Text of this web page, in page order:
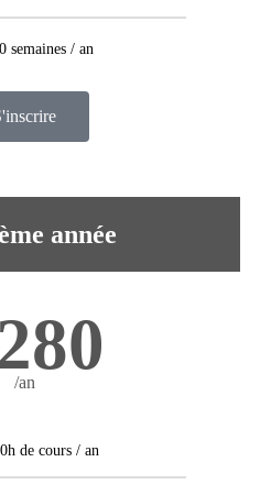
semaines / an
année
/an
de cours / an